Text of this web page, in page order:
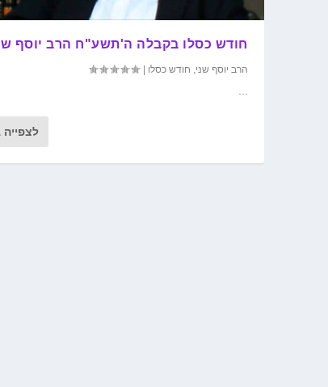
חודש כסלו בקבלה ה'תשע"ח הרב יוסף
הרב יוסף שני, חודש כסלו |
לצפייה